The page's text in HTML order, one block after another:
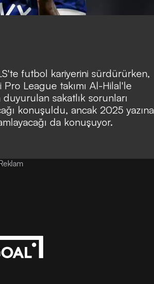
futbol kariyerini sürdürürken,
League takımı Al-Hilal'le
sakatlık sorunları
konuşuldu, ancak 2025 yazına
da konuşuyor.